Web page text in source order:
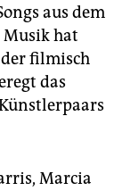
aus dem
hat
der filmisch
das
Marcia